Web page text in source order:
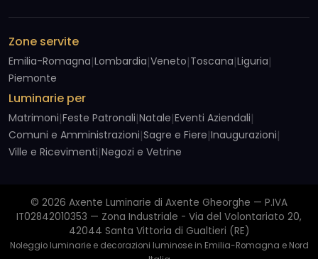
Zone servite
Emilia-Romagna|Lombardia|Veneto|Toscana|Liguria|
Piemonte
Luminarie per
Matrimoni|Feste Patronali|Natale|Eventi Aziendali|
Comuni e Amministrazioni|Sagre e Fiere|Inaugurazioni|
Ville e Ricevimenti|Negozi e Vetrine
© 2026 Axente Luminarie di Axente Gheorghe — P.IVA
IT02842010353 — Zona Industriale - Via del Volontariato 20,
42044 Santa Vittoria di Gualtieri (RE)
Noleggio luminarie e decorazioni luminose in Emilia-Romagna e Nord